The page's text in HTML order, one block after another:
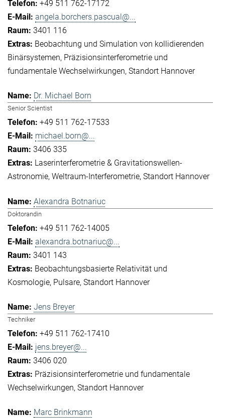
+49 511 762-17172
angela.borchers.pascual@...
3401 116
Beobachtung und Simulation von kollidierenden
Binärsystemen Präzisionsinterferometrie und
fundamentale Wechselwirkungen Standort Hannover
Dr. Michael Born
Senior Scientist
+49 511 762-17533
michael.born@...
3406 335
Laserinterferometrie & Gravitationswellen-
Astronomie Weltraum-Interferometrie Standort Hannover
Alexandra Botnariuc
Doktorandin
+49 511 762-14005
alexandra.botnariuc@...
3401 143
Beobachtungsbasierte Relativität und
Kosmologie Pulsare Standort Hannover
Jens Breyer
Techniker
+49 511 762-17410
jens.breyer@...
3406 020
Präzisionsinterferometrie und fundamentale
Wechselwirkungen Standort Hannover
Marc Brinkmann